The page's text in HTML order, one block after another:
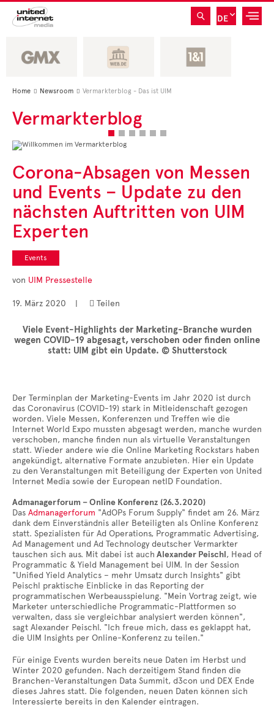
DE
Home  Newsroom  Vermarkterblog - Das ist UIM
Vermarkterblog
IM
VERMARKTERBLOG
Aktuelle Beiträge
und Formate
• CEO Kommentare
• Experten Insights
• Studien und Best
• Themen-Serien
Interview: Web-Pionier zu 40 Jahren E-Mail in AT
Corona-Absagen von Messen
und Events – Update zu den
nächsten Auftritten von UIM
Experten
Events
von UIM Pressestelle
19. März 2020 |  Teilen
Viele Event-Highlights der Marketing-Branche wurden
wegen COVID-19 abgesagt, verschoben oder finden online
statt: UIM gibt ein Update. © Shutterstock
Der Terminplan der Marketing-Events im Jahr 2020 ist durch
das Coronavirus (COVID-19) stark in Mitleidenschaft gezogen
worden. Viele Messen, Konferenzen und Treffen wie die
Internet World Expo mussten abgesagt werden, manche wurden
verschoben, manche finden nun als virtuelle Veranstaltungen
statt. Wieder andere wie die Online Marketing Rockstars haben
angekündigt, alternative Formate anzubieten. Hier ein Update
zu den Veranstaltungen mit Beteiligung der Experten von United
Internet Media sowie der European netID Foundation.
Admanagerforum – Online Konferenz (26.3.2020)
Das Admanagerforum "AdOPs Forum Supply" findet am 26. März
dank dem Einverständnis aller Beteiligten als Online Konferenz
statt. Spezialisten für Ad Operations, Programmatic Advertising,
Ad Management und Ad Technology deutscher Vermarkter
tauschen sich aus. Mit dabei ist auch Alexander Peischl, Head of
Programmatic & Yield Management bei UIM. In der Session
"Unified Yield Analytics – mehr Umsatz durch Insights" gibt
Peischl praktische Einblicke in das Reporting der
programmatischen Werbeausspielung. "Mein Vortrag zeigt, wie
Marketer unterschiedliche Programmatic-Plattformen so
verwalten, dass sie vergleichbar analysiert werden können",
sagt Alexander Peischl. "Ich freue mich, dass es geklappt hat,
die UIM Insights per Online-Konferenz zu teilen."
Für einige Events wurden bereits neue Daten im Herbst und
Winter 2020 gefunden. Nach derzeitigem Stand finden die
Branchen-Veranstaltungen Data Summit, d3con und DEX Ende
dieses Jahres statt. Die folgenden, neuen Daten können sich
Interessierte bereits in den Kalender eintragen.